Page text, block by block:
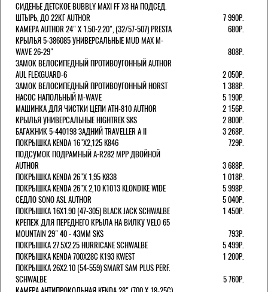
СИДЕНЬЕ ДЕТСКОЕ BUBBLY MAXI FF X8 НА ПОДСЕД.
ШТЫРЬ, ДО 22КГ AUTHOR
7 990Р.
КАМЕРА AUTHOR 24" Х 1.50-2.20", (32/57-507) PRESTA
680Р.
КРЫЛЬЯ 5-386085 УНИВЕРСАЛЬНЫЕ MUD MAX M-
WAVE 26-29"
808Р.
ЗАМОК ВЕЛОСИПЕДНЫЙ ПРОТИВОУГОННЫЙ AUTHOR
AUL FLEXGUARD-6
2 050Р.
ЗАМОК ВЕЛОСИПЕДНЫЙ ПРОТИВОУГОННЫЙ HORST
1 388Р.
НАСОС НАПОЛЬНЫЙ M-WAVE
5 190Р.
МАШИНКА ДЛЯ ЧИСТКИ ЦЕПИ ATH-810 AUTHOR
2 156Р.
КРЫЛЬЯ УНИВЕРСАЛЬНЫЕ HIGHTREK SKS
2 800Р.
БАГАЖНИК 5-440198 ЗАДНИЙ TRAVELLER A II
3 268Р.
ПОКРЫШКА KENDA 16"Х2,125 K846
729Р.
ПОДСУМОК ПОДРАМНЫЙ A-R282 MPP ДВОЙНОЙ
AUTHOR
3 688Р.
ПОКРЫШКА KENDA 26"Х 1,95 K838
1 018Р.
ПОКРЫШКА KENDA 26"Х 2,10 K1013 KLONDIKE WIDE
5 998Р.
СЕДЛО SONO ASL AUTHOR
5 040Р.
ПОКРЫШКА 16X1.90 (47-305) BLACK JACK SCHWALBE
1 450Р.
КРЕПЕЖ ДЛЯ ПЕРЕДНЕГО КРЫЛА НА ВИЛКУ VELO 65
MOUNTAIN 29" 40 - 43ММ SKS
793Р.
ПОКРЫШКА 27.5X2.25 HURRICANE SCHWALBE
5 499Р.
ПОКРЫШКА KENDA 700Х28С K193 KWEST
1 200Р.
ПОКРЫШКА 26X2.10 (54-559) SMART SAM PLUS PERF.
SCHWALBE
5 760Р.